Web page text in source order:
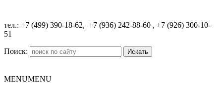
​тел.: +7 (499) 390-18-62, +7 (936) 242-88-60 , +7 (926) 300-10-
51
Поиск:
MENUMENU